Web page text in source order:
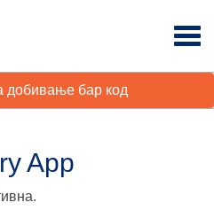
добивање бар код
App